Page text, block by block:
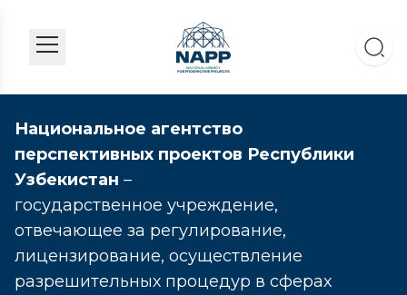
Национальное агентство
перспективных проектов Республики
Узбекистан –
государственное учреждение,
отвечающее за регулирование,
лицензирование, осуществление
разрешительных процедур в сферах